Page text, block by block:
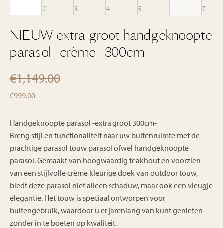
NIEUW extra groot handgeknoopte
parasol -crème- 300cm
€1,149.00
Oorspronkelijke
was:
€1,149.00.
€999.00Huidige
is:
€999.00.
Handgeknoopte parasol -extra groot 300cm-
Breng stijl en functionaliteit naar uw buitenruimte met de
prachtige parasol touw parasol ofwel handgeknoopte
parasol. Gemaakt van hoogwaardig teakhout en voorzien
van een stijlvolle crème kleurige doek van outdoor touw,
biedt deze parasol niet alleen schaduw, maar ook een vleugje
elegantie. Het touw is speciaal ontworpen voor
buitengebruik, waardoor u er jarenlang van kunt genieten
zonder in te boeten op kwaliteit.